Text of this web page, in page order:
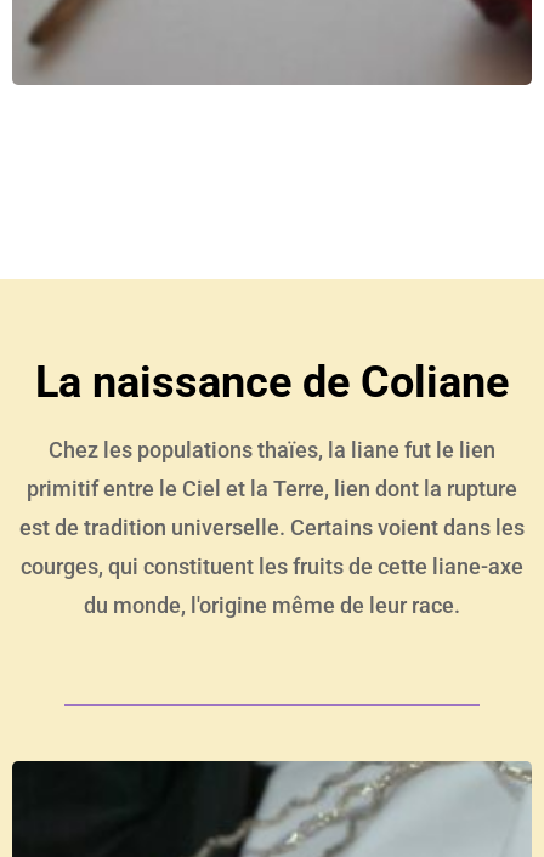
La naissance de Coliane
Chez les populations thaïes, la liane fut le lien
primitif entre le Ciel et la Terre, lien dont la rupture
est de tradition universelle. Certains voient dans les
courges, qui constituent les fruits de cette liane-axe
du monde, l'origine même de leur race.